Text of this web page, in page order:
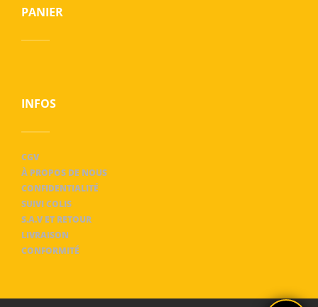
PANIER
INFOS
CGV
À PROPOS DE NOUS
CONFIDENTIALITÉ
SUIVI COLIS
S.A.V ET RETOUR
LIVRAISON
CONFORMITÉ